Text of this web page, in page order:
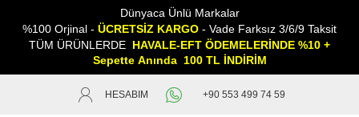
Dünyaca Ünlü Markalar
%100 Orjinal - ÜCRETSİZ KARGO - Vade Farksız 3/6/9 Taksit
TÜM ÜRÜNLERDE HAVALE-EFT ÖDEMELERİNDE %10 +
Sepette Anında 100 TL İNDİRİM
HESABIM +90 553 499 74 59